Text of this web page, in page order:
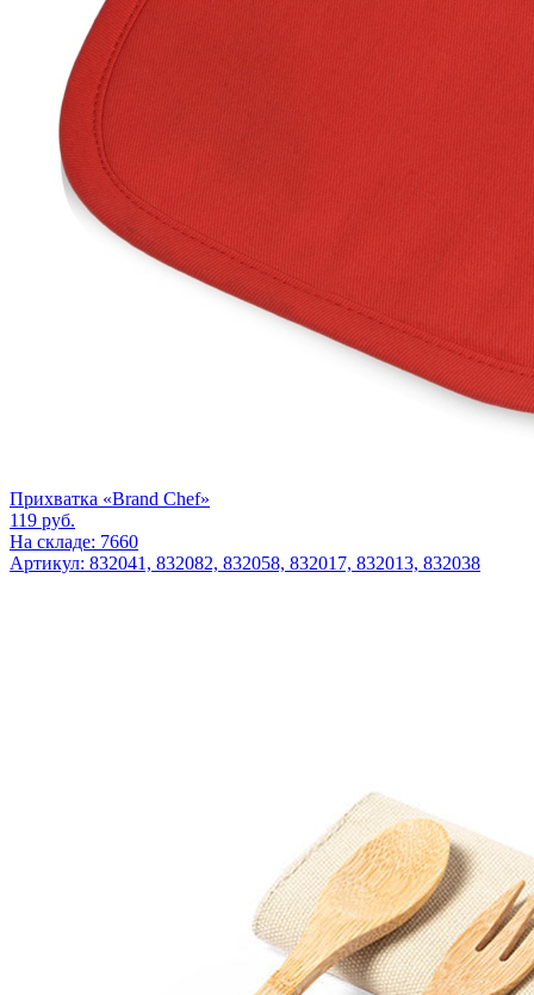
Прихватка «Brand Chef»
119 руб.
На складе: 7660
Артикул: 832041, 832082, 832058, 832017, 832013, 832038